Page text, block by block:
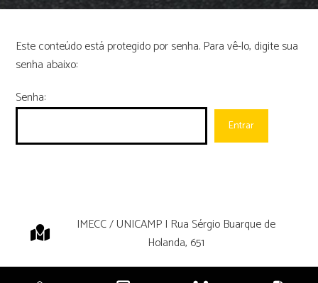
Este conteúdo está protegido por senha. Para vê-lo, digite sua
senha abaixo:
Senha:
IMECC / UNICAMP | Rua Sérgio Buarque de
Holanda, 651